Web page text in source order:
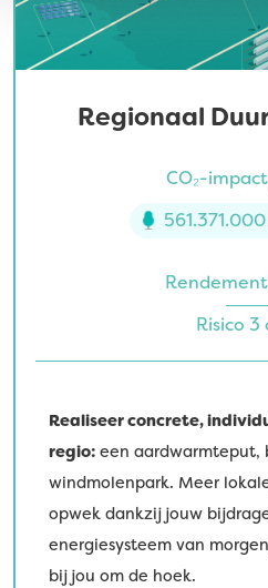
Regionaal
CO₂-
Risico 3
Realiseer concrete,
regio: een
windmolenpark. Meer
opwek dankzij jouw
energiesysteem van
bij jou om de hoek.